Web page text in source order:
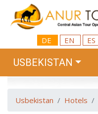
DE EN ES
USBEKISTAN
Usbekistan Hotels